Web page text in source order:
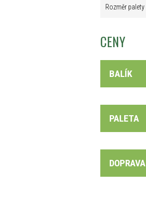
Rozměr palety
CENY
BALÍK
PALETA
DOPRAVA